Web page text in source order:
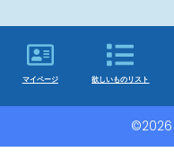
マイページ 欲しいものリスト
©2026